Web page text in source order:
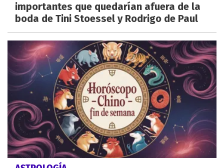
importantes que quedarían afuera de la
boda de Tini Stoessel y Rodrigo de Paul